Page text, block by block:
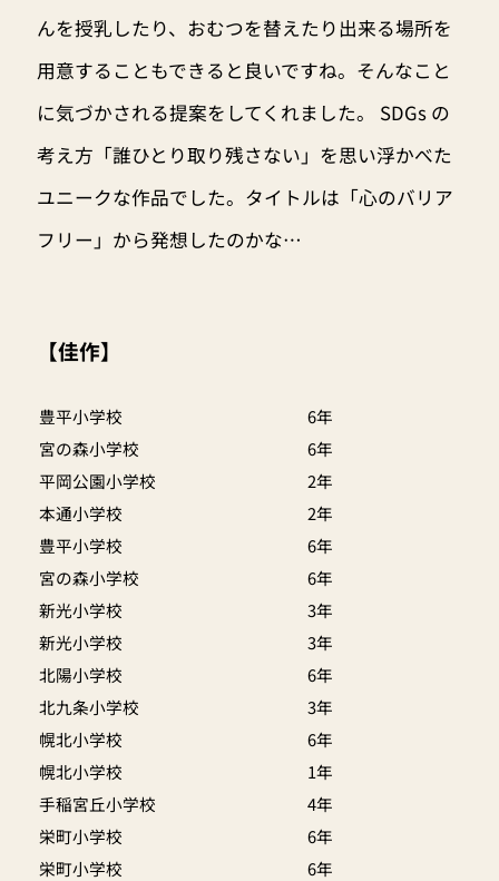
んを授乳したり、おむつを替えたり出来る場所を
用意することもできると良いですね。そんなこと
に気づかされる提案をしてくれました。 SDGs の
考え方「誰ひとり取り残さない」を思い浮かべた
ユニークな作品でした。タイトルは「心のバリア
フリー」から発想したのかな…
【佳作】
豊平小学校
6年
宮の森小学校
6年
平岡公園小学校
2年
本通小学校
2年
豊平小学校
6年
宮の森小学校
6年
新光小学校
3年
新光小学校
3年
北陽小学校
6年
北九条小学校
3年
幌北小学校
6年
幌北小学校
1年
手稲宮丘小学校
4年
栄町小学校
6年
栄町小学校
6年